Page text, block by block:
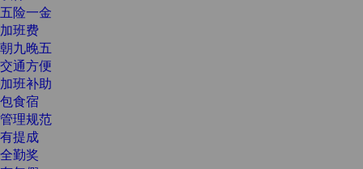
五险一金
加班费
朝九晚五
交通方便
加班补助
包食宿
管理规范
有提成
全勤奖